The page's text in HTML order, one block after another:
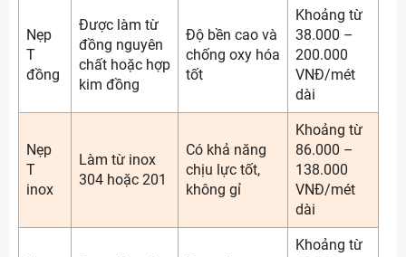
Nẹp
T
đồng
Được làm từ
đồng nguyên
chất hoặc hợp
kim đồng
Độ bền cao và
chống oxy hóa
tốt
Khoảng từ
38.000 –
200.000
VNĐ/mét
dài
Nẹp
T
inox
Làm từ inox
304 hoặc 201
Có khả năng
chịu lực tốt,
không gỉ
Khoảng từ
86.000 –
138.000
VNĐ/mét
dài
Khoảng từ